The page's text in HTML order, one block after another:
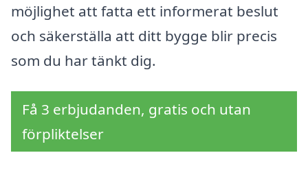
möjlighet att fatta ett informerat beslut
och säkerställa att ditt bygge blir precis
som du har tänkt dig.
Få 3 erbjudanden, gratis och utan
förpliktelser